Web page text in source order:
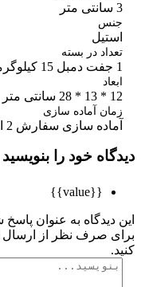
در بسته
آماده سازی
سازی سفارش 2 الی 3 روز کاری
خود را بنویسید
به عنوان پاسخ شما
صرف نظر از ارسال این